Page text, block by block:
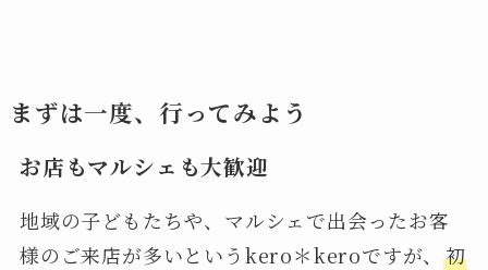
まずは一度、行ってみよう
お店もマルシェも大歓迎
地域の子どもたちや、マルシェで出会ったお客
様のご来店が多いというkero＊keroですが、初